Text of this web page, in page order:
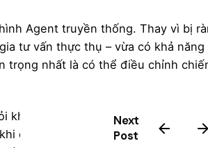
Agent truyền thống. Thay vì bị
tư vấn thực thụ – vừa có khả năng
trọng nhất là có thể điều chỉnh
không chỉ sử dụng thành thạo bộ
cần thiết. DeepAgent có thể tự
Next
Post